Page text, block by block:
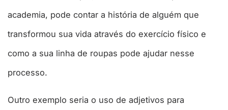
academia, pode contar a história de alguém que
transformou sua vida através do exercício físico e
como a sua linha de roupas pode ajudar nesse
processo.
Outro exemplo seria o uso de adjetivos para